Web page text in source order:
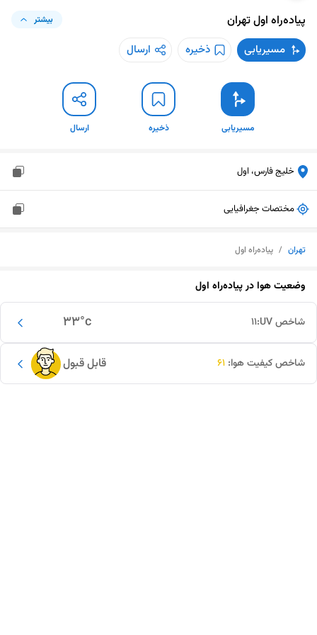
پیاده‌راه اولتهران بیشتر
مسیریابی ذخیره ارسال
مسیریابی ذخیره ارسال
خلیج فارس، اول
مختصات جغرافیایی
تهران / پیاده‌راه اول
وضعیت هوا درپیاده‌راه اول
33°c شاخص UV: 11
قابل قبول شاخص کیفیت هوا: 61